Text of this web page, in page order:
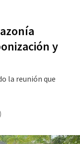
y
la reunión que